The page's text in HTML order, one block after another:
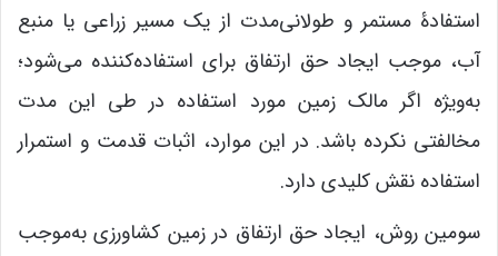
استفادۀ مستمر و طولانی‌مدت از یک مسیر زراعی یا منبع
آب، موجب ایجاد حق ارتفاق برای استفاده‌کننده می‌شود؛
به‌ویژه اگر مالک زمین مورد استفاده در طی این مدت
مخالفتی نکرده باشد. در این موارد، اثبات قدمت و استمرار
استفاده نقش کلیدی دارد.
سومین روش، ایجاد حق ارتفاق در زمین کشاورزی به‌موجب